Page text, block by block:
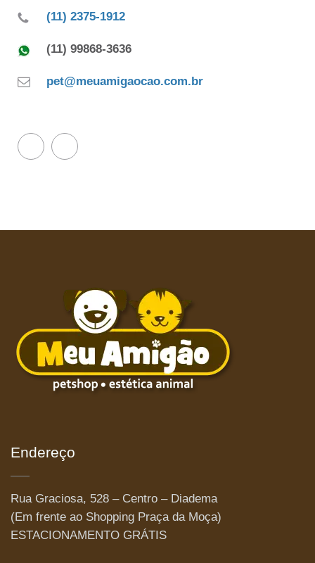
(11) 2375-1912
(11) 99868-3636
pet@meuamigaocao.com.br
Endereço
Rua Graciosa, 528 – Centro – Diadema
(Em frente ao Shopping Praça da Moça)
ESTACIONAMENTO GRÁTIS